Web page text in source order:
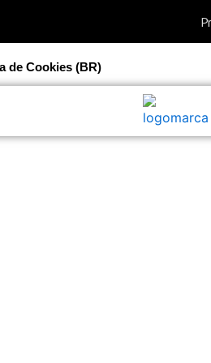
de Cookies (BR)